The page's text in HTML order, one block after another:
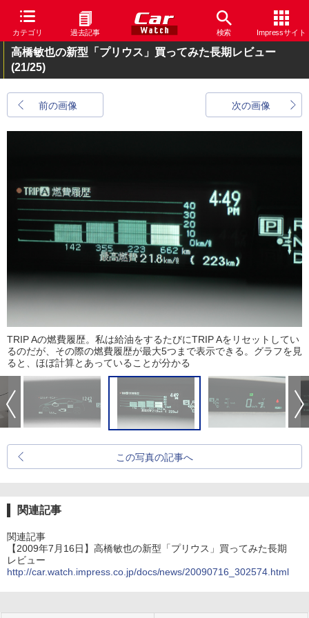
カテゴリ 過去記事 検索 Impressサイト
高橋敏也の新型「プリウス」買ってみた長期レビュー
(21/25)
前の画像 次の画像
TRIP Aの燃費履歴。私は給油をするたびにTRIP Aをリセットしてい
るのだが、その際の燃費履歴が最大5つまで表示できる。グラフを見
ると、ほぼ計算とあっていることが分かる
この写真の記事へ
関連記事
関連記事
【2009年7月16日】高橋敏也の新型「プリウス」買ってみた長期
レビュー
http://car.watch.impress.co.jp/docs/news/20090716_302574.html